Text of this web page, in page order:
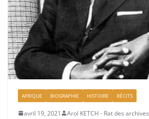
AFRIQUE BIOGRAPHIE HISTOIRE RÉCITS
avril 19, 2021 Arol KETCH - Rat des archives